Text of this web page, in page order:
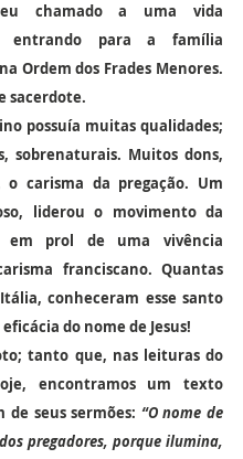
chamado a uma vida
entrando para a família
Ordem dos Frades Menores.
sacerdote.
possuía muitas qualidades;
sobrenaturais. Muitos dons,
o carisma da pregação. Um
liderou o movimento da
em prol de uma vivência
franciscano. Quantas
conheceram esse santo
do nome de Jesus!
tanto que, nas leituras do
encontramos um texto
seus sermões: “O nome de
pregadores, porque ilumina,